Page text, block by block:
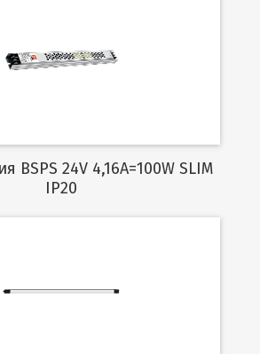
Подробнее
IP20